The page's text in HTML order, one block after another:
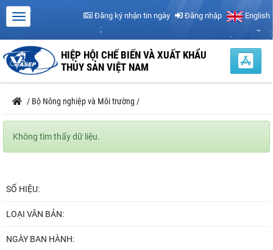
Đăng ký nhận tin ngày Đăng nhập English
HIỆP HỘI CHẾ BIẾN VÀ XUẤT KHẨU
THỦY SẢN VIỆT NAM
/ Bộ Nông nghiệp và Môi trường /
Không tìm thấy dữ liệu.
SỐ HIỆU:
LOẠI VĂN BẢN:
NGÀY BAN HÀNH: